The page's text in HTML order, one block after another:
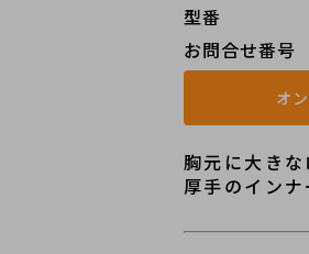
型番
お問合せ番
オ
胸元に大き
厚手のイン